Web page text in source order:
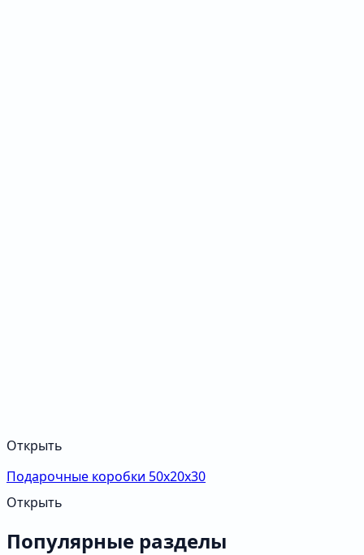
Открыть
Подарочные коробки 50х20х30
Открыть
Популярные разделы